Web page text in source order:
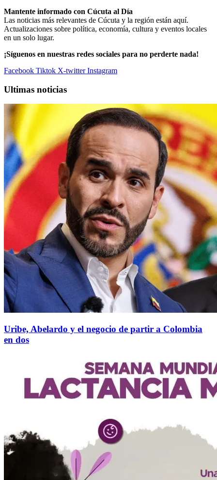
Mantente informado con Cúcuta al Día
Las noticias más relevantes de Cúcuta y la región están aquí.
Actualizaciones sobre política, economía, cultura y eventos locales
en un solo lugar.
¡Síguenos en nuestras redes sociales para no perderte nada!
Facebook Tiktok X-twitter Instagram
Ultimas noticias
Uribe, Abelardo y el negocio de partir a Colombia
en dos